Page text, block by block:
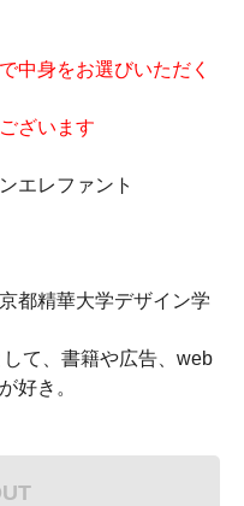
中身をお選びいただく
ざいます
エレファント
都精華大学デザイン学
て、書籍や広告、web
好き。